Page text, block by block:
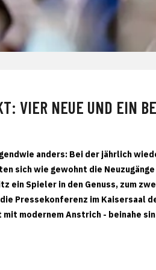
VIER NEUE UND EIN
anders: Bei der jährlich
sich wie gewohnt die
ein Spieler in den Genuss, zum
Pressekonferenz im Kaisersaal
modernem Anstrich - beinahe